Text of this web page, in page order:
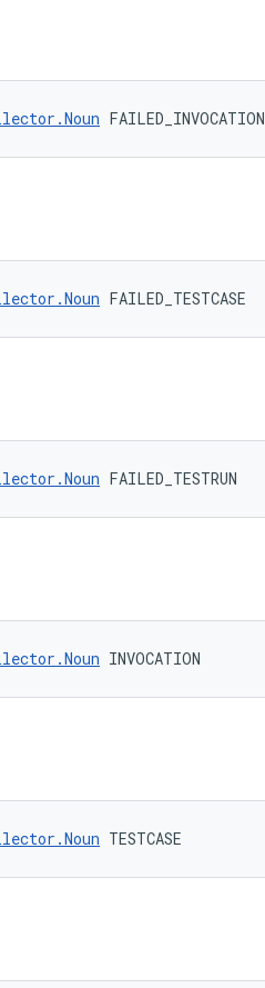
FAILED_INVOCATION
FAILED_TESTCASE
FAILED_TESTRUN
INVOCATION
TESTCASE